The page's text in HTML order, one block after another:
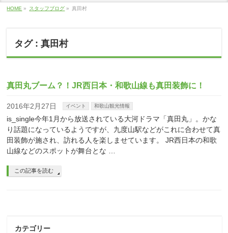
HOME » スタッフブログ » 真田村
タグ : 真田村
真田丸ブーム？！JR西日本・和歌山線も真田装飾に！
2016年2月27日 イベント 和歌山観光情報
is_single今年1月から放送されている大河ドラマ「真田丸」。かな
り話題になっているようですが、九度山駅などがこれに合わせて真
田装飾が施され、訪れる人を楽しませています。 JR西日本の和歌
山線などのスポットが舞台とな …
この記事を読む
カテゴリー